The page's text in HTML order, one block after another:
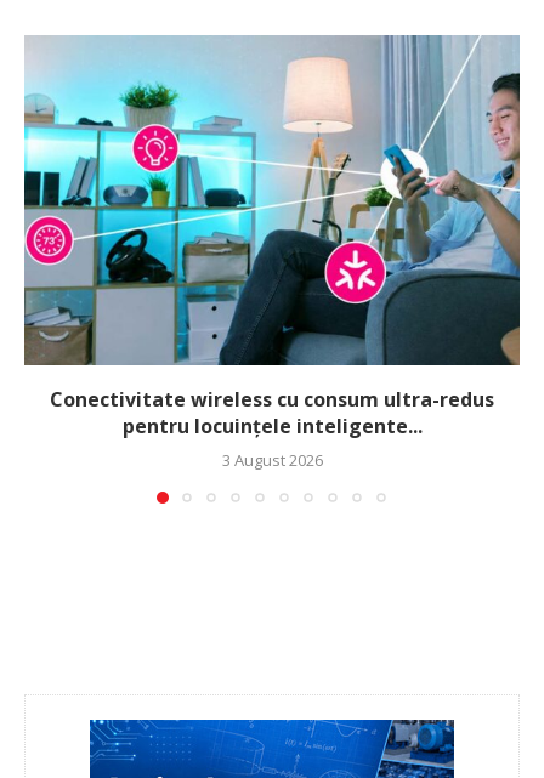
Conectivitate wireless cu consum ultra-redus
pentru locuințele inteligente...
3 August 2026